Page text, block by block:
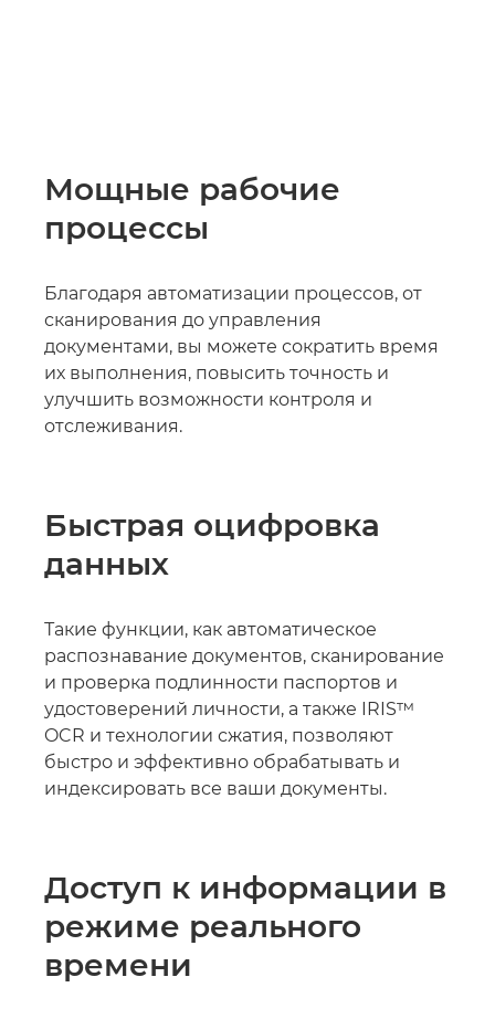
Мощные рабочие
процессы
Благодаря автоматизации процессов, от
сканирования до управления
документами, вы можете сократить время
их выполнения, повысить точность и
улучшить возможности контроля и
отслеживания.
Быстрая оцифровка
данных
Такие функции, как автоматическое
распознавание документов, сканирование
и проверка подлинности паспортов и
удостоверений личности, а также IRIS™
OCR и технологии сжатия, позволяют
быстро и эффективно обрабатывать и
индексировать все ваши документы.
Доступ к информации в
режиме реального
времени